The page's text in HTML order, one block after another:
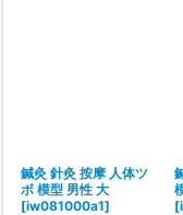
鍼灸 針灸 按摩 人体ツ
ボ 模型 男性 大
[iw081000a1]
[